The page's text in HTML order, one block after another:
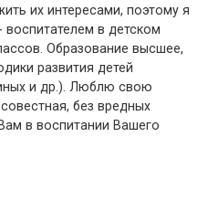
их интересами, поэтому я
в детском
Образование высшее,
развития детей
и др.). Люблю свою
без вредных
в воспитании Вашего